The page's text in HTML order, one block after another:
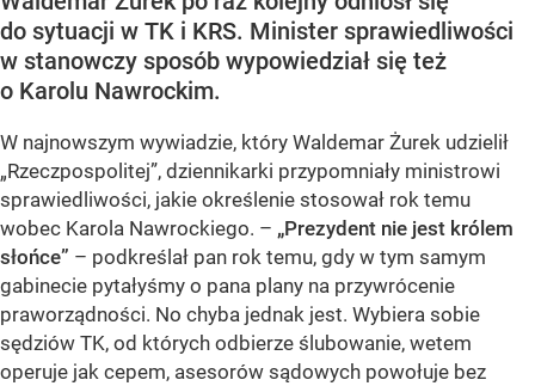
do sytuacji w TK i KRS. Minister sprawiedliwości
w stanowczy sposób wypowiedział się też
o Karolu Nawrockim.
W najnowszym wywiadzie, który Waldemar Żurek udzielił
„Rzeczpospolitej”, dziennikarki przypomniały ministrowi
sprawiedliwości, jakie określenie stosował rok temu
wobec Karola Nawrockiego. – „Prezydent nie jest królem
słońce” – podkreślał pan rok temu, gdy w tym samym
gabinecie pytałyśmy o pana plany na przywrócenie
praworządności. No chyba jednak jest. Wybiera sobie
sędziów TK, od których odbierze ślubowanie, wetem
operuje jak cepem, asesorów sądowych powołuje bez